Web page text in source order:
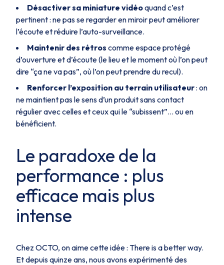
Désactiver sa miniature vidéoquand c’est
pertinent : ne pas se regarder en miroir peut améliorer
l’écoute et réduire l’auto-surveillance.
Maintenir des rétros comme espace protégé
d’ouverture et d’écoute (le lieu et le moment où l’on peut
dire “ça ne va pas”, où l’on peut prendre du recul).
Renforcer l’exposition au terrain utilisateur: on
ne maintient pas le sens d’un produit sans contact
régulier avec celles et ceux qui le “subissent”… ou en
bénéficient.
Le paradoxe de la
performance : plus
efficace mais plus
intense
Chez OCTO, on aime cette idée : There is a better way.
Et depuis quinze ans, nous avons expérimenté des